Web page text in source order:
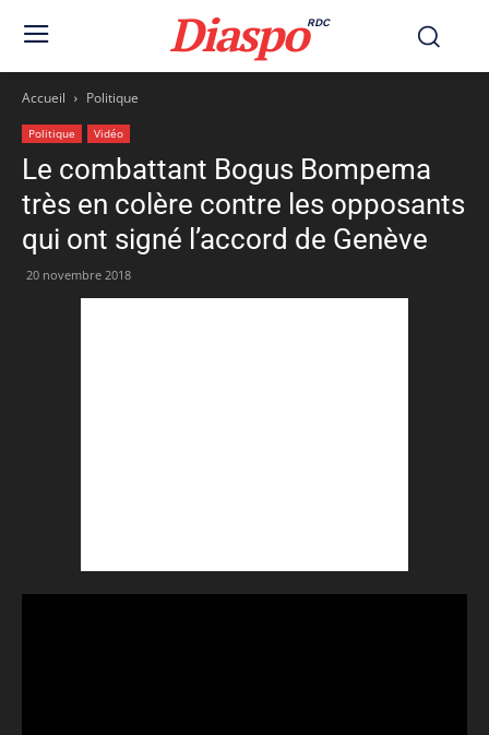
DiaspoRDC
Accueil Politique
Politique Vidéo
Le combattant Bogus Bompema
très en colère contre les opposants
qui ont signé l’accord de Genève
20 novembre 2018